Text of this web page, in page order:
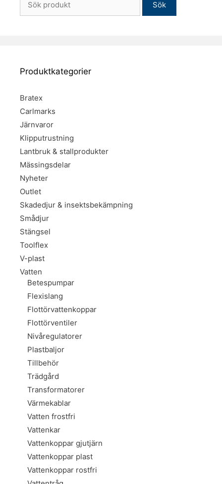
efter:
Produktkategorier
Bratex
Carlmarks
Järnvaror
Klipputrustning
Lantbruk & stallprodukter
Mässingsdelar
Nyheter
Outlet
Skadedjur & insektsbekämpning
Smådjur
Stängsel
Toolflex
V-plast
Vatten
Betespumpar
Flexislang
Flottörvattenkoppar
Flottörventiler
Nivåregulatorer
Plastbaljor
Tillbehör
Trädgård
Transformatorer
Värmekablar
Vatten frostfri
Vattenkar
Vattenkoppar gjutjärn
Vattenkoppar plast
Vattenkoppar rostfri